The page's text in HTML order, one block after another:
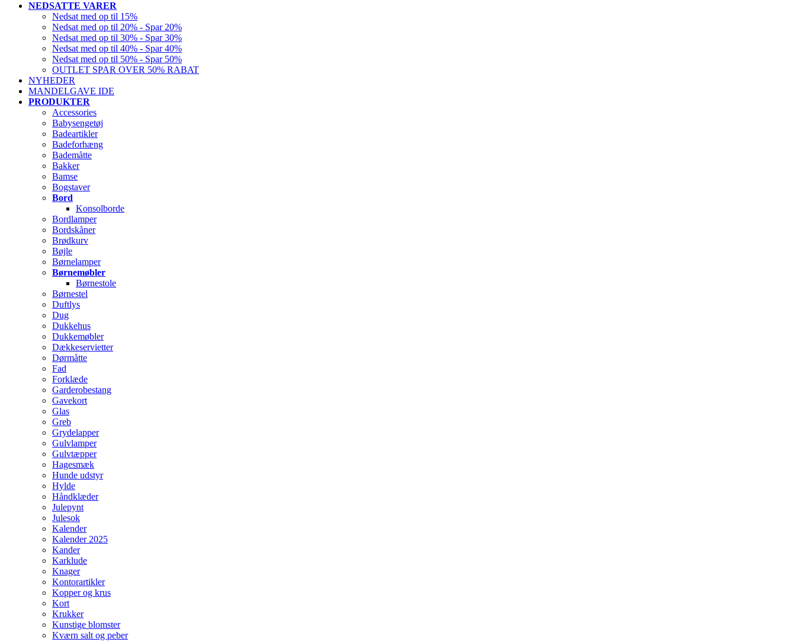
NEDSATTE VARER
Nedsat med op til 15%
Nedsat med op til 20% - Spar 20%
Nedsat med op til 30% - Spar 30%
Nedsat med op til 40% - Spar 40%
Nedsat med op til 50% - Spar 50%
OUTLET SPAR OVER 50% RABAT
NYHEDER
MANDELGAVE IDE
PRODUKTER
Accessories
Babysengetøj
Badeartikler
Badeforhæng
Bademåtte
Bakker
Bamse
Bogstaver
Bord
Konsolborde
Bordlamper
Bordskåner
Brødkurv
Bøjle
Børnelamper
Børnemøbler
Børnestole
Børnestel
Duftlys
Dug
Dukkehus
Dukkemøbler
Dækkeservietter
Dørmåtte
Fad
Forklæde
Garderobestang
Gavekort
Glas
Greb
Grydelapper
Gulvlamper
Gulvtæpper
Hagesmæk
Hunde udstyr
Hylde
Håndklæder
Julepynt
Julesok
Kalender
Kalender 2025
Kander
Karklude
Knager
Kontorartikler
Kopper og krus
Kort
Krukker
Kunstige blomster
Kværn salt og peber